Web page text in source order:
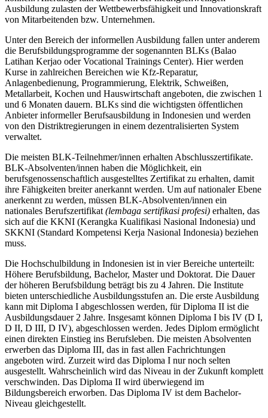
Ausbildung zulasten der Wettbewerbsfähigkeit und Innovationskraft
von Mitarbeitenden bzw. Unternehmen.
Unter den Bereich der informellen Ausbildung fallen unter anderem
die Berufsbildungsprogramme der sogenannten BLKs (Balao
Latihan Kerjao oder Vocational Trainings Center). Hier werden
Kurse in zahlreichen Bereichen wie Kfz-Reparatur,
Anlagenbedienung, Programmierung, Elektrik, Schweißen,
Metallarbeit, Kochen und Hauswirtschaft angeboten, die zwischen 1
und 6 Monaten dauern. BLKs sind die wichtigsten öffentlichen
Anbieter informeller Berufsausbildung in Indonesien und werden
von den Distriktregierungen in einem dezentralisierten System
verwaltet.
Die meisten BLK-Teilnehmer/innen erhalten Abschlusszertifikate.
BLK-Absolventen/innen haben die Möglichkeit, ein
berufsgenossenschaftlich ausgestelltes Zertifikat zu erhalten, damit
ihre Fähigkeiten breiter anerkannt werden. Um auf nationaler Ebene
anerkennt zu werden, müssen BLK-Absolventen/innen ein
nationales Berufszertifikat (lembaga sertifikasi profesi) erhalten, das
sich auf die KKNI (Kerangka Kualifikasi Nasional Indonesia) und
SKKNI (Standard Kompetensi Kerja Nasional Indonesia) beziehen
muss.
Die Hochschulbildung in Indonesien ist in vier Bereiche unterteilt:
Höhere Berufsbildung, Bachelor, Master und Doktorat. Die Dauer
der höheren Berufsbildung beträgt bis zu 4 Jahren. Die Institute
bieten unterschiedliche Ausbildungsstufen an. Die erste Ausbildung
kann mit Diploma I abgeschlossen werden, für Diploma II ist die
Ausbildungsdauer 2 Jahre. Insgesamt können Diploma I bis IV (D I,
D II, D III, D IV), abgeschlossen werden. Jedes Diplom ermöglicht
einen direkten Einstieg ins Berufsleben. Die meisten Absolventen
erwerben das Diploma III, das in fast allen Fachrichtungen
angeboten wird. Zurzeit wird das Diploma I nur noch selten
ausgestellt. Wahrscheinlich wird das Niveau in der Zukunft komplett
verschwinden. Das Diploma II wird überwiegend im
Bildungsbereich erworben. Das Diploma IV ist dem Bachelor-
Niveau gleichgestellt.